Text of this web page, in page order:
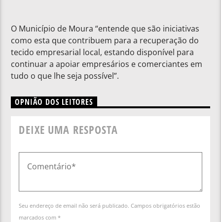
O Município de Moura “entende que são iniciativas
como esta que contribuem para a recuperação do
tecido empresarial local, estando disponível para
continuar a apoiar empresários e comerciantes em
tudo o que lhe seja possível”.
OPNIÃO DOS LEITORES
DEIXE UMA RESPOSTA
Seu endereço de email não será publicado. Campos obrigatórios estão
marcados com *